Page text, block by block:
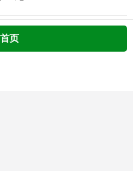
页